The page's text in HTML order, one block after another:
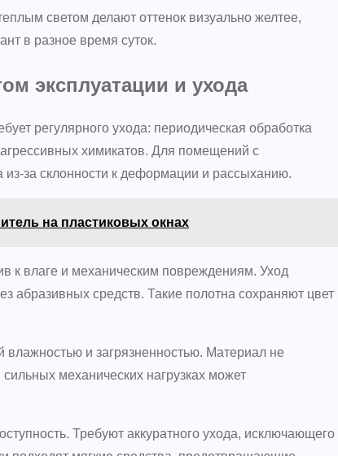
светом делают оттенок визуально желтее,
в разное время суток.
эксплуатации и ухода
регулярного ухода: периодическая обработка
химикатов. Для помещений с
за склонности к деформации и рассыханию.
на пластиковых окнах
к влаге и механическим повреждениям. Уход
абразивных средств. Такие полотна сохраняют цвет
и загрязненностью. Материал не
механических нагрузках может
Требуют аккуратного ухода, исключающего